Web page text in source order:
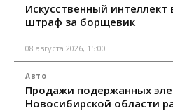
Искусственный
штраф за борщевик
08 августа 2026, 15:00
Авто
Продажи подержанных
Новосибирской области